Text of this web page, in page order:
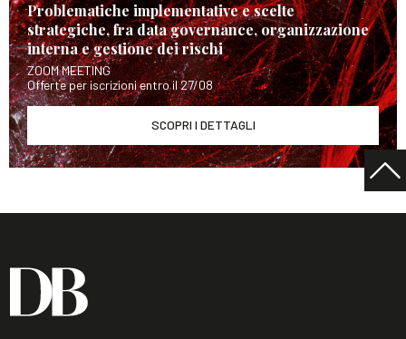
Problematiche implementative e scelte
strategiche, fra data governance, organizzazione
interna e gestione dei rischi
ZOOM MEETING
Offerte per iscrizioni entro il 27/08
SCOPRI I DETTAGLI